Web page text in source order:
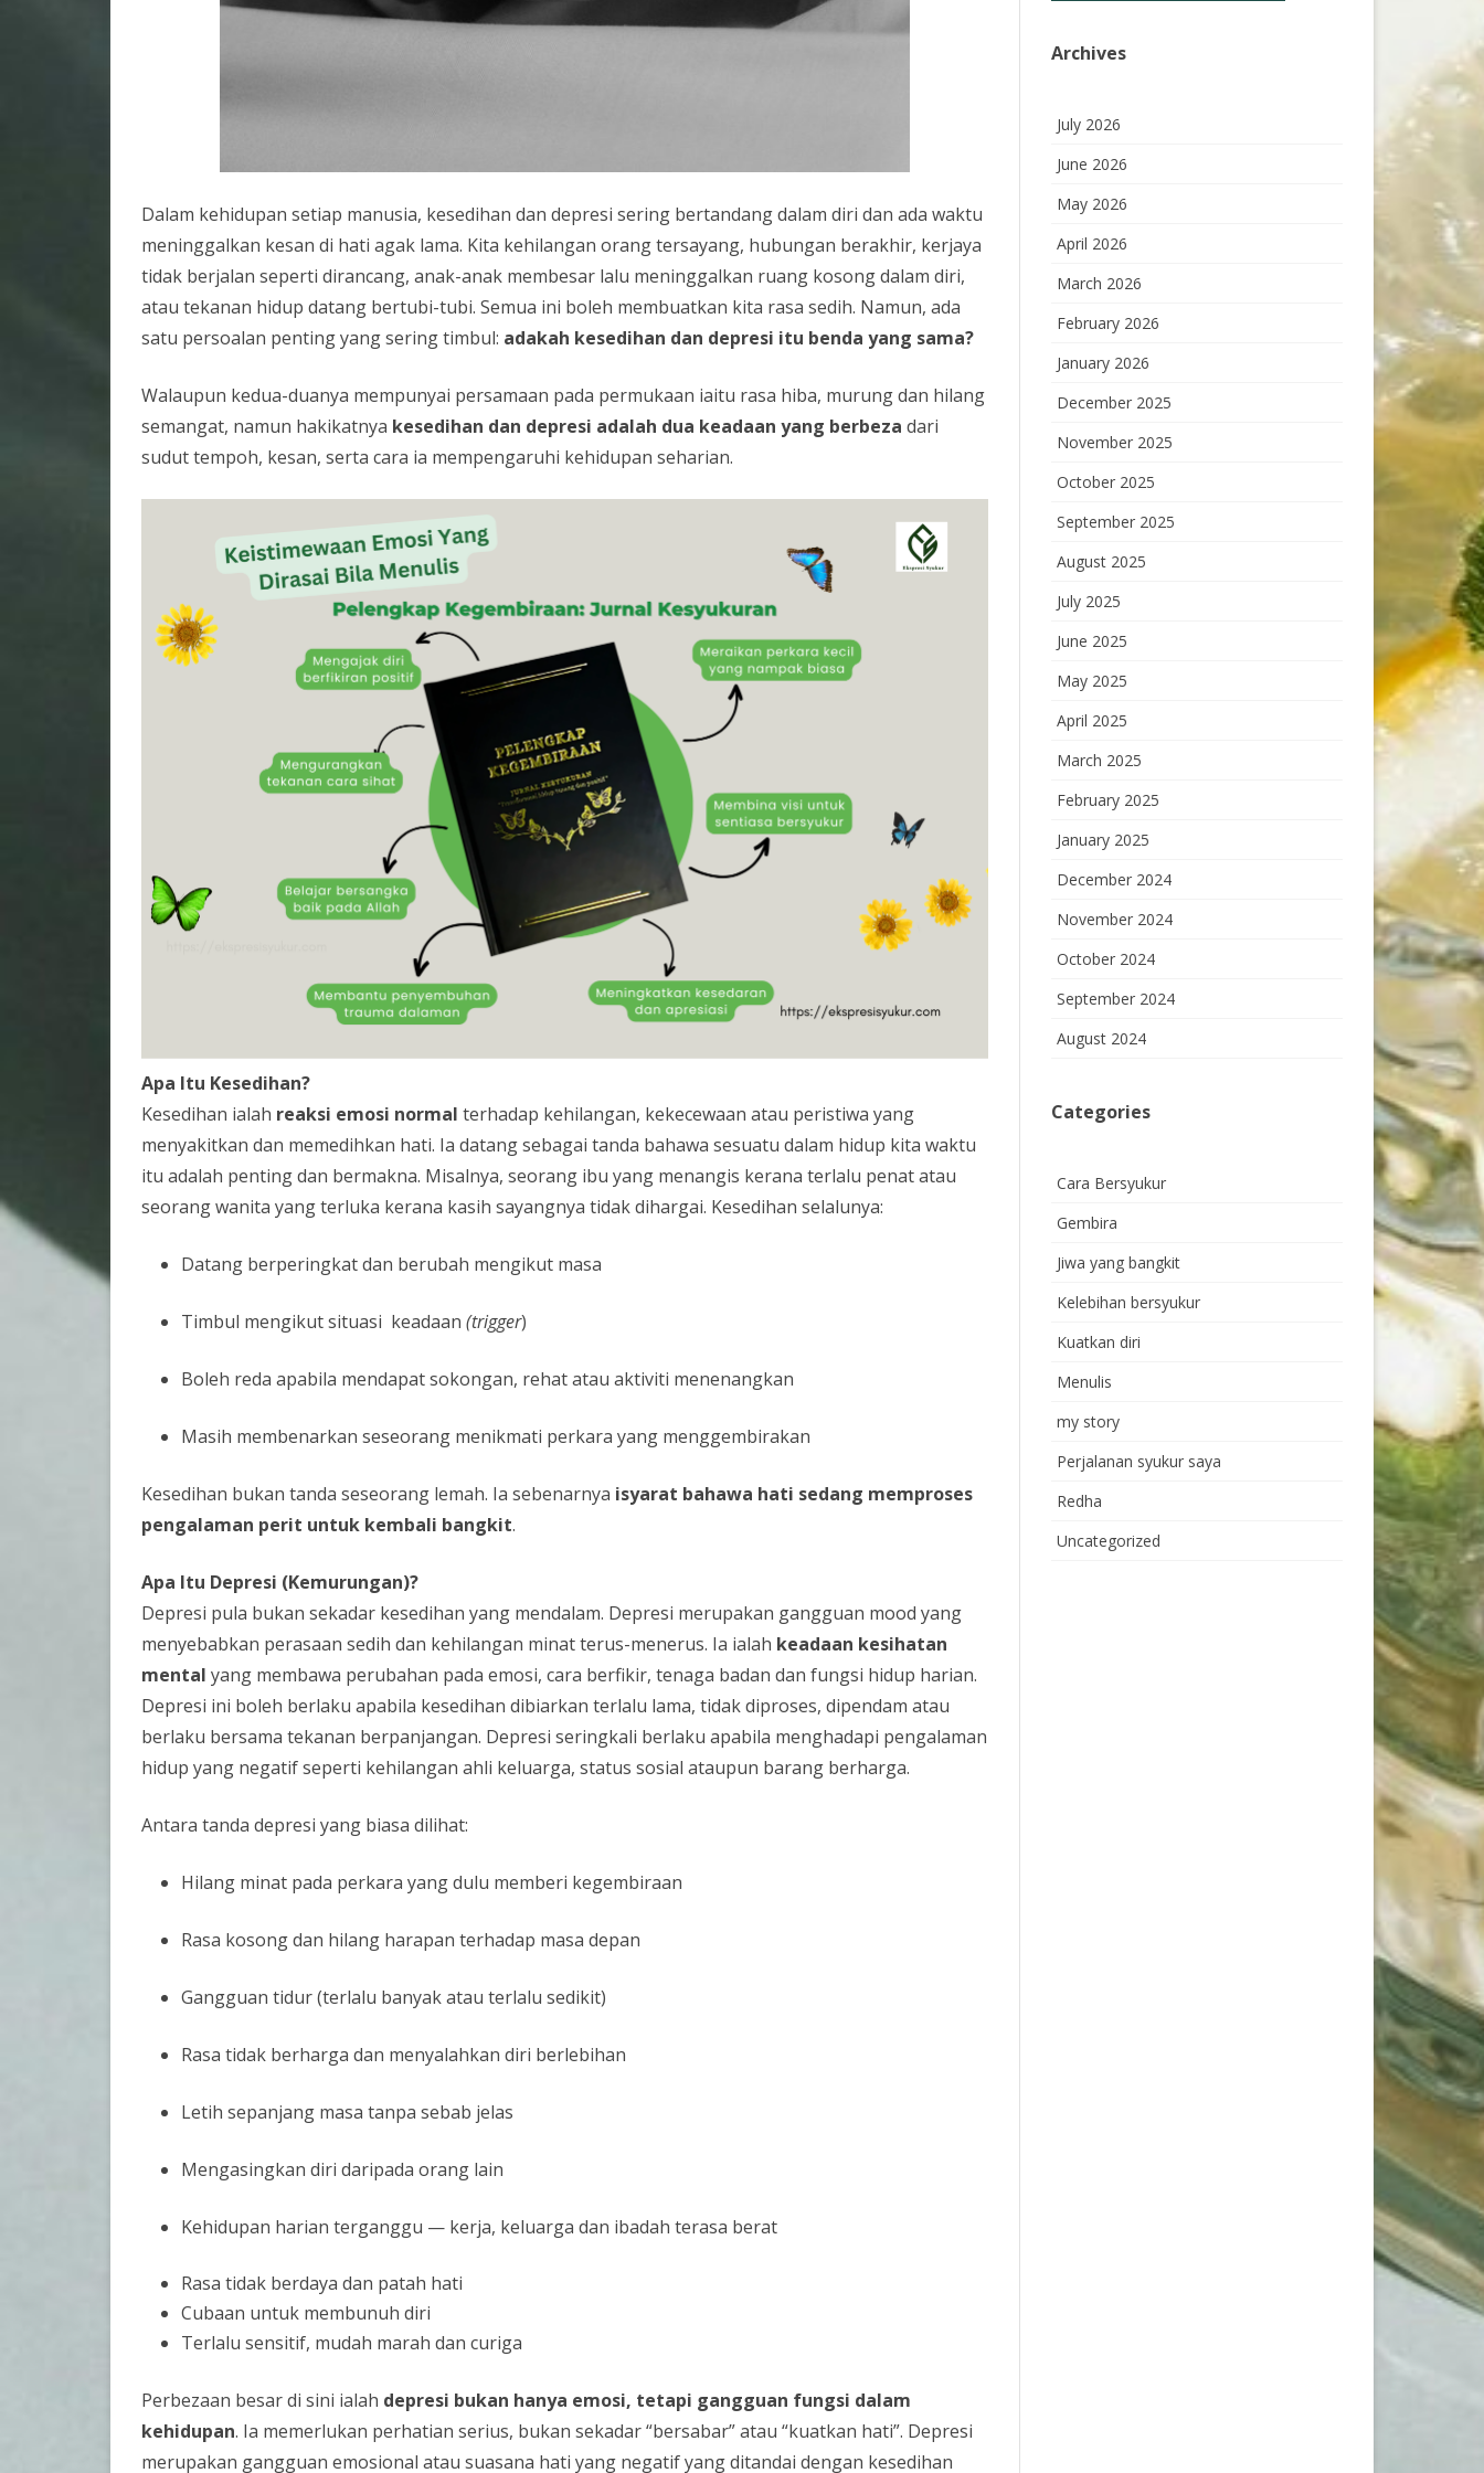
Dalam kehidupan setiap manusia, kesedihan dan depresi sering bertandang dalam diri dan ada waktu
meninggalkan kesan di hati agak lama. Kita kehilangan orang tersayang, hubungan berakhir, kerjaya
tidak berjalan seperti dirancang, anak-anak membesar lalu meninggalkan ruang kosong dalam diri,
atau tekanan hidup datang bertubi-tubi. Semua ini boleh membuatkan kita rasa sedih. Namun, ada
satu persoalan penting yang sering timbul: adakah kesedihan dan depresi itu benda yang sama?
Walaupun kedua-duanya mempunyai persamaan pada permukaan iaitu rasa hiba, murung dan hilang
semangat, namun hakikatnya kesedihan dan depresi adalah dua keadaan yang berbeza dari
sudut tempoh, kesan, serta cara ia mempengaruhi kehidupan seharian.
Apa Itu Kesedihan?
Kesedihan ialah reaksi emosi normal terhadap kehilangan, kekecewaan atau peristiwa yang
menyakitkan dan memedihkan hati. Ia datang sebagai tanda bahawa sesuatu dalam hidup kita waktu
itu adalah penting dan bermakna. Misalnya, seorang ibu yang menangis kerana terlalu penat atau
seorang wanita yang terluka kerana kasih sayangnya tidak dihargai. Kesedihan selalunya:
Datang berperingkat dan berubah mengikut masa
Timbul mengikut situasi keadaan (trigger)
Boleh reda apabila mendapat sokongan, rehat atau aktiviti menenangkan
Masih membenarkan seseorang menikmati perkara yang menggembirakan
Kesedihan bukan tanda seseorang lemah. Ia sebenarnya isyarat bahawa hati sedang memproses
pengalaman perit untuk kembali bangkit.
Apa Itu Depresi (Kemurungan)?
Depresi pula bukan sekadar kesedihan yang mendalam. Depresi merupakan gangguan mood yang
menyebabkan perasaan sedih dan kehilangan minat terus-menerus. Ia ialah keadaan kesihatan
mental yang membawa perubahan pada emosi, cara berfikir, tenaga badan dan fungsi hidup harian.
Depresi ini boleh berlaku apabila kesedihan dibiarkan terlalu lama, tidak diproses, dipendam atau
berlaku bersama tekanan berpanjangan. Depresi seringkali berlaku apabila menghadapi pengalaman
hidup yang negatif seperti kehilangan ahli keluarga, status sosial ataupun barang berharga.
Antara tanda depresi yang biasa dilihat:
Hilang minat pada perkara yang dulu memberi kegembiraan
Rasa kosong dan hilang harapan terhadap masa depan
Gangguan tidur (terlalu banyak atau terlalu sedikit)
Rasa tidak berharga dan menyalahkan diri berlebihan
Letih sepanjang masa tanpa sebab jelas
Mengasingkan diri daripada orang lain
Kehidupan harian terganggu — kerja, keluarga dan ibadah terasa berat
Rasa tidak berdaya dan patah hati
Cubaan untuk membunuh diri
Terlalu sensitif, mudah marah dan curiga
Perbezaan besar di sini ialah depresi bukan hanya emosi, tetapi gangguan fungsi dalam
kehidupan. Ia memerlukan perhatian serius, bukan sekadar “bersabar” atau “kuatkan hati”. Depresi
merupakan gangguan emosional atau suasana hati yang negatif yang ditandai dengan kesedihan
Archives
July 2026
June 2026
May 2026
April 2026
March 2026
February 2026
January 2026
December 2025
November 2025
October 2025
September 2025
August 2025
July 2025
June 2025
May 2025
April 2025
March 2025
February 2025
January 2025
December 2024
November 2024
October 2024
September 2024
August 2024
Categories
Cara Bersyukur
Gembira
Jiwa yang bangkit
Kelebihan bersyukur
Kuatkan diri
Menulis
my story
Perjalanan syukur saya
Redha
Uncategorized